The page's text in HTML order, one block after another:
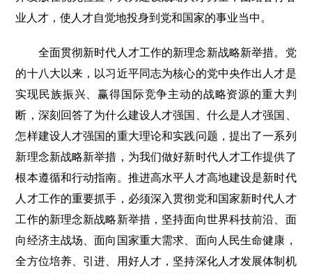
业人才，使人才自觉地投身到党和国家的事业当中。
全面贯彻新时代人才工作的新理念新战略新举措。党
的十八大以来，以习近平同志为核心的党中央作出人才是
实现民族振兴、赢得国际竞争主动的战略资源的重大判
断，深刻回答了为什么建设人才强国、什么是人才强国、
怎样建设人才强国的重大理论和实践问题，提出了一系列
新理念新战略新举措，为我们做好新时代人才工作提供了
根本遵循和行动指南。推进高水平人才高地建设是新时代
人才工作的重要抓手，必须深入贯彻党和国家新时代人才
工作的新理念新战略新举措，坚持面向世界科技前沿、面
向经济主战场、面向国家重大需求、面向人民生命健康，
全方位培养、引进、用好人才，坚持深化人才发展体制机